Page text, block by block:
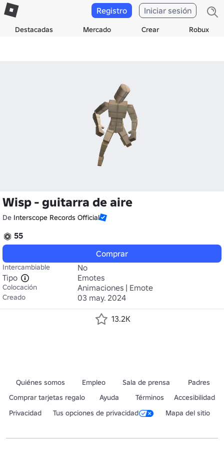
Destacadas Mercado Crear Robux
Registro Iniciar sesión
Wisp - guitarra de aire
De Interscope Records Official
55
Comprar
Intercambiable
No
Tipo
Emotes
Colocación Animaciones | Emote
Creado 03 may. 2024
13.2K
Quiénes somos Empleo Sala de prensa
Padres
Comprar tarjetas regalo
Ayuda Términos
Accesibilidad
Privacidad
Tus opciones de privacidad Mapa del sitio